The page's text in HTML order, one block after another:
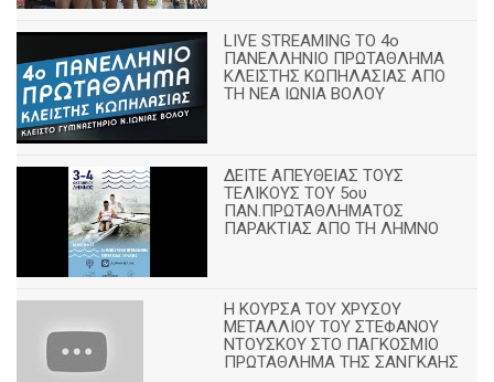
LIVE STREAMING ΤΟ 4ο
ΠΑΝΕΛΛΗΝΙΟ ΠΡΩΤΑΘΛΗΜΑ
ΚΛΕΙΣΤΗΣ ΚΩΠΗΛΑΣΙΑΣ ΑΠΟ
ΤΗ ΝΕΑ ΙΩΝΙΑ ΒΟΛΟΥ
ΔΕΙΤΕ ΑΠΕΥΘΕΙΑΣ ΤΟΥΣ
ΤΕΛΙΚΟΥΣ ΤΟΥ 5ου
ΠΑΝ.ΠΡΩΤΑΘΛΗΜΑΤΟΣ
ΠΑΡΑΚΤΙΑΣ ΑΠΟ ΤΗ ΛΗΜΝΟ
Η ΚΟΥΡΣΑ ΤΟΥ ΧΡΥΣΟΥ
ΜΕΤΑΛΛΙΟΥ ΤΟΥ ΣΤΕΦΑΝΟΥ
ΝΤΟΥΣΚΟΥ ΣΤΟ ΠΑΓΚΟΣΜΙΟ
ΠΡΩΤΑΘΛΗΜΑ ΤΗΣ ΣΑΝΓΚΑΗΣ